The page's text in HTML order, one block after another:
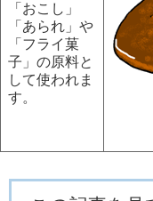
「おこし」
「あられ」や
「フライ菓
子」の原料と
して使われま
す。